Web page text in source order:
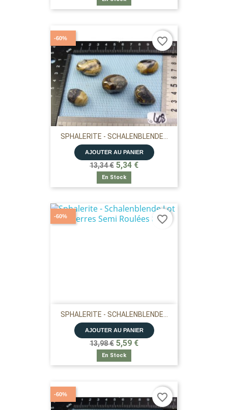
SPHALERITE - SCHALENBLENDE...
AJOUTER AU PANIER
13,34 € 5,34 €
En Stock
-60% favorite_border
SPHALERITE - SCHALENBLENDE...
AJOUTER AU PANIER
13,98 € 5,59 €
En Stock
-60% favorite_border
-60% favorite_border